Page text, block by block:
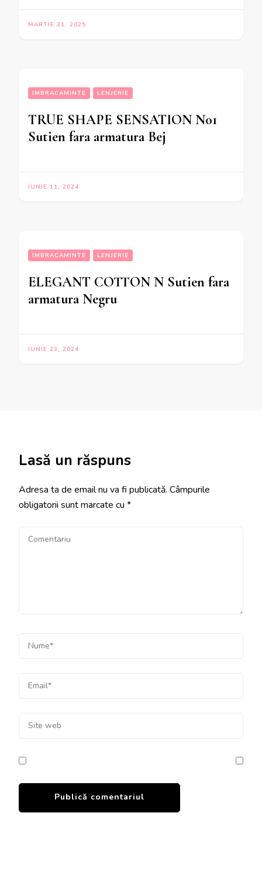
MARTIE 21, 2025
IMBRACAMINTE LENJERIE
TRUE SHAPE SENSATION N01
Sutien fara armatura Bej
IUNIE 11, 2024
IMBRACAMINTE LENJERIE
ELEGANT COTTON N Sutien fara
armatura Negru
IUNIE 23, 2024
Lasă un răspuns
Adresa ta de email nu va fi publicată. Câmpurile
obligatorii sunt marcate cu *